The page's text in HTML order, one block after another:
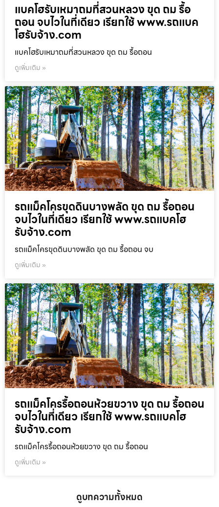
แบคโฮรับเหมาถมที่สวนหลวง ขุด ถม รื้อ
ถอน จบไวในที่เดียว เรียกใช้ www.รถแบค
โฮรับจ้าง.com
แบคโฮรับเหมาถมที่สวนหลวง ขุด ถม รื้อถอน
ดูเพิ่มเติม »
รถแม็คโครขุดดินบางพลัด ขุด ถม รื้อถอน
จบไวในที่เดียว เรียกใช้ www.รถแบคโฮ
รับจ้าง.com
รถแม็คโครขุดดินบางพลัด ขุด ถม รื้อถอน จบ
ดูเพิ่มเติม »
รถแม็คโครรื้อถอนห้วยขวาง ขุด ถม รื้อถอน
จบไวในที่เดียว เรียกใช้ www.รถแบคโฮ
รับจ้าง.com
รถแม็คโครรื้อถอนห้วยขวาง ขุด ถม รื้อถอน
ดูเพิ่มเติม »
ดูบทความทั้งหมด